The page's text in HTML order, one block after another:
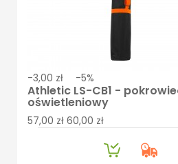
-3,00 zł -5%
Athletic LS-CB1 -
oświetleniowy
57,00 zł 60,00 zł